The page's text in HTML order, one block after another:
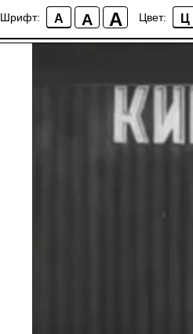
Шрифт: A A A Цвет: Ц
8 - Кино-журнал №18 май